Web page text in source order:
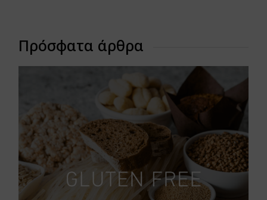
Πρόσφατα άρθρα